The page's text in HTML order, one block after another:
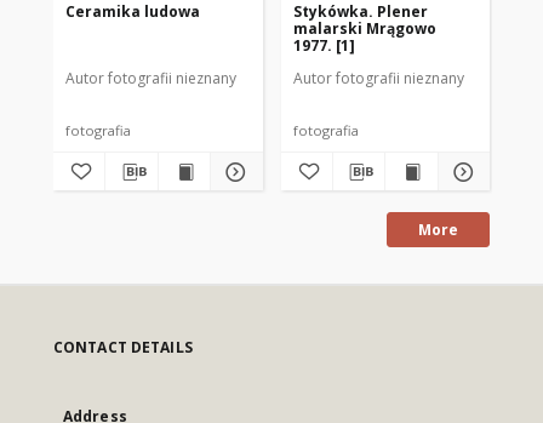
Ceramika ludowa
Autor fotografii nieznany
fotografia
Stykówka. Plener
malarski Mrągowo
1977. [1]
Autor fotografii nieznany
fotografia
More
CONTACT DETAILS
Address